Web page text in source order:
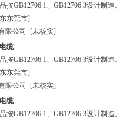
GB12706.1、GB12706.3设计制造。
东莞市]
限公司
[未核实]
缆
GB12706.1、GB12706.3设计制造。
东莞市]
限公司
[未核实]
缆
GB12706.1、GB12706.3设计制造。